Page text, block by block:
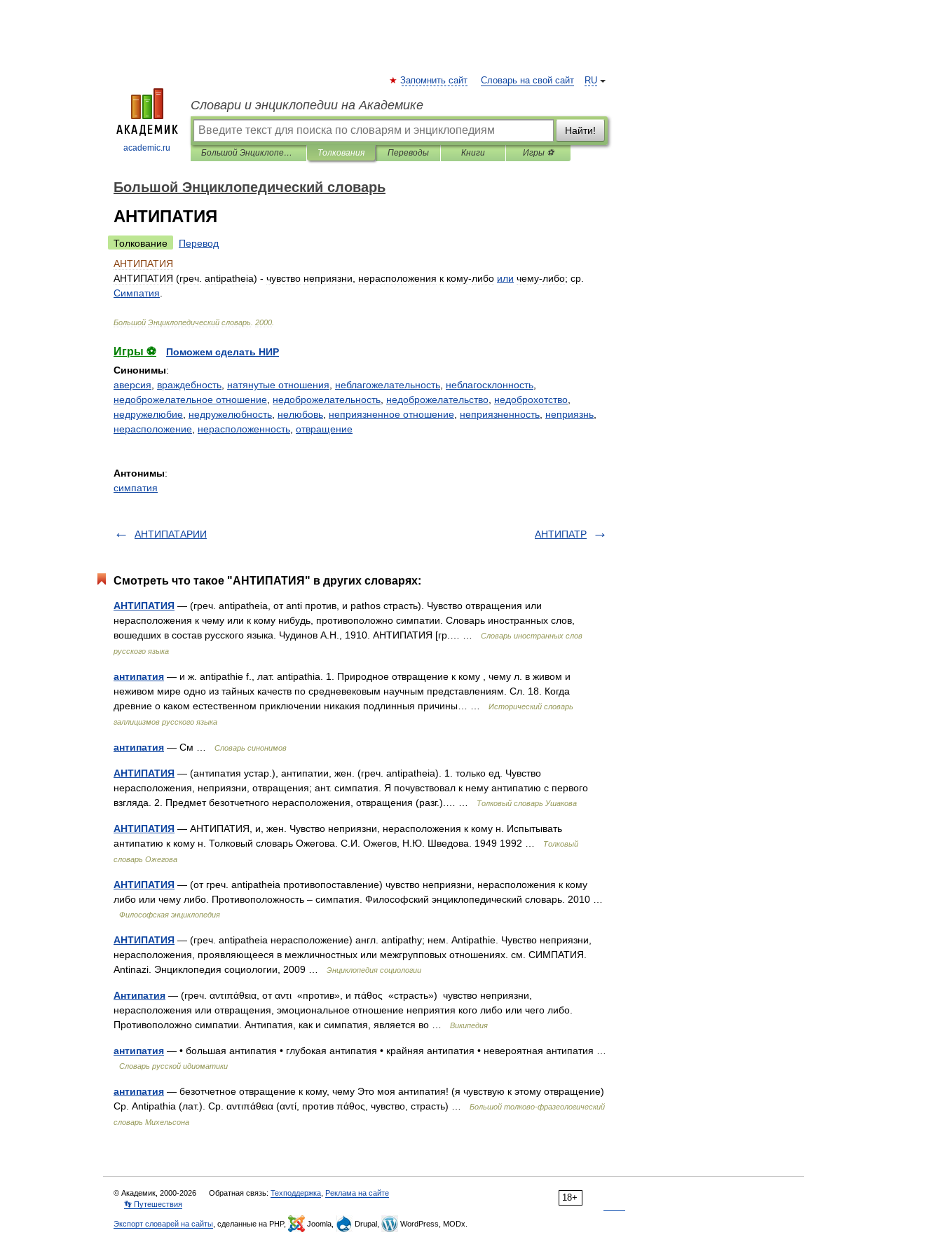
academic.ru
RU
Запомнить сайт Словарь на свой сайт
Словари и энциклопедии на Академике
Найти!
Большой Энциклопедический словарь Толкования Переводы Книги Игры ⚽
Большой Энциклопедический словарь
АНТИПАТИЯ
Толкование
Перевод
АНТИПАТИЯ
АНТИПАТИЯ (греч antipatheia) - чувство неприязни нерасположения к кому-либо или чему-либо; ср
Симпатия
Большой Энциклопедический словарь 2000
Игры ⚽
Поможем сделать НИР
Синонимы:
аверсия
враждебность натянутые отношения неблагожелательность неблагосклонность
недоброжелательное отношение недоброжелательность недоброжелательство недоброхотство
недружелюбие недружелюбность нелюбовь неприязненное отношение неприязненность неприязнь
нерасположение нерасположенность отвращение
Антонимы:
симпатия
АНТИПАТАРИИ АНТИПАТР
Смотреть что такое "АНТИПАТИЯ" в других словарях:
АНТИПАТИЯ — (греч. antipatheia, от anti против, и pathos страсть). Чувство отвращения или
нерасположения к чему или к кому нибудь, противоположно симпатии. Словарь иностранных слов,
вошедших в состав русского языка. Чудинов А.Н., 1910. АНТИПАТИЯ [гр.… …
Словарь иностранных слов
русского языка
антипатия — и ж. antipathie f., лат. antipathia. 1. Природное отвращение к кому , чему л. в живом и
неживом мире одно из тайных качеств по средневековым научным представлениям. Сл. 18. Когда
древние о каком естественном приключении никакия подлинныя причины… …
Исторический словарь
галлицизмов русского языка
антипатия — См … Словарь синонимов
АНТИПАТИЯ — (антипатия устар.), антипатии, жен. (греч. antipatheia). 1. только ед. Чувство
нерасположения, неприязни, отвращения; ант. симпатия. Я почувствовал к нему антипатию с первого
взгляда. 2. Предмет безотчетного нерасположения, отвращения (разг.).… …
Толковый словарь Ушакова
АНТИПАТИЯ — АНТИПАТИЯ, и, жен. Чувство неприязни, нерасположения к кому н. Испытывать
антипатию к кому н. Толковый словарь Ожегова. С.И. Ожегов, Н.Ю. Шведова. 1949 1992 …
Толковый
словарь Ожегова
АНТИПАТИЯ — (от греч. antipatheia противопоставление) чувство неприязни, нерасположения к кому
либо или чему либо. Противоположность – симпатия. Философский энциклопедический словарь. 2010 …
Философская энциклопедия
АНТИПАТИЯ — (греч. antipatheia нерасположение) англ. antipathy; нем. Antipathie. Чувство неприязни,
нерасположения, проявляющееся в межличностных или межгрупповых отношениях. см. СИМПАТИЯ.
Antinazi. Энциклопедия социологии, 2009 …
Энциклопедия социологии
Антипатия — (греч. αντιπάθεια, от αντι «против», и πάθος «страсть») чувство неприязни,
нерасположения или отвращения, эмоциональное отношение неприятия кого либо или чего либо.
Противоположно симпатии. Антипатия, как и симпатия, является во …
Википедия
антипатия — • большая антипатия • глубокая антипатия • крайняя антипатия • невероятная антипатия …
Словарь русской идиоматики
антипатия — безотчетное отвращение к кому, чему Это моя антипатия! (я чувствую к этому отвращение)
Ср. Antipathia (лат.). Ср. αντιπάθεια (αντί, против πάθος, чувство, страсть) …
Большой толково-фразеологический
словарь Михельсона
18+
© Академик, 2000-2026 Обратная связь: Техподдержка Реклама на сайте
👣 Путешествия
Экспорт словарей на сайты , сделанные на PHP, Joomla, Drupal, WordPress, MODx.